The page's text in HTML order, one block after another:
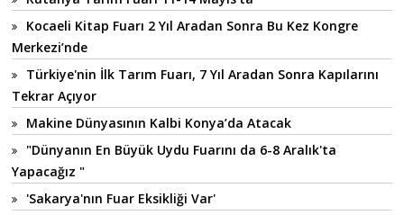
Kocaeli Kitap Fuarı 2 Yıl Aradan Sonra Bu Kez Kongre
Merkezi’nde
Türkiye'nin İlk Tarım Fuarı, 7 Yıl Aradan Sonra Kapılarını
Tekrar Açıyor
Makine Dünyasının Kalbi Konya’da Atacak
"Dünyanın En Büyük Uydu Fuarını da 6-8 Aralık'ta
Yapacağız "
'Sakarya'nın Fuar Eksikliği Var'